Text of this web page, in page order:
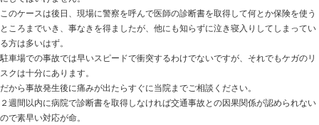
交通事故によるヘルニアについて
2016.04.19 | Category:
こんにちは！院長の平井です。